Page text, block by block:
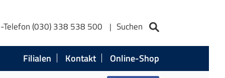
Telefon (030) 338 538 500 Suchen
Filialen Kontakt
Online-Shop